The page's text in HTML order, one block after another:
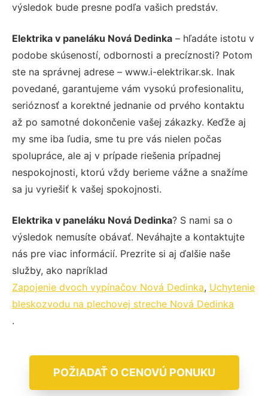
výsledok bude presne podľa vašich predstáv.
Elektrika v paneláku Nová Dedinka – hľadáte istotu v
podobe skúseností, odbornosti a precíznosti? Potom
ste na správnej adrese – www.i-elektrikar.sk. Inak
povedané, garantujeme vám vysokú profesionalitu,
serióznosť a korektné jednanie od prvého kontaktu
až po samotné dokončenie vašej zákazky. Keďže aj
my sme iba ľudia, sme tu pre vás nielen počas
spolupráce, ale aj v prípade riešenia prípadnej
nespokojnosti, ktorú vždy berieme vážne a snažíme
sa ju vyriešiť k vašej spokojnosti.
Elektrika v paneláku Nová Dedinka? S nami sa o
výsledok nemusíte obávať. Neváhajte a kontaktujte
nás pre viac informácií. Prezrite si aj ďalšie naše
služby, ako napríklad
Zapojenie dvoch vypínačov Nová Dedinka, Uchytenie
bleskozvodu na plechovej streche Nová Dedinka
.
POŽIADAŤ O CENOVÚ PONUKU